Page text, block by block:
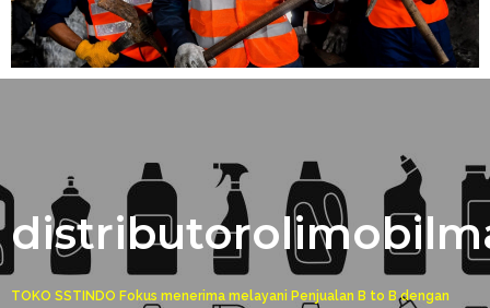
TOKO SSTINDO Fokus menerima melayani Penjualan B to B dengan